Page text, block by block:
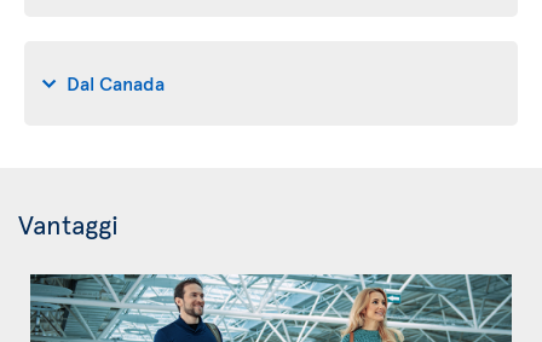
Dal Canada
Vantaggi